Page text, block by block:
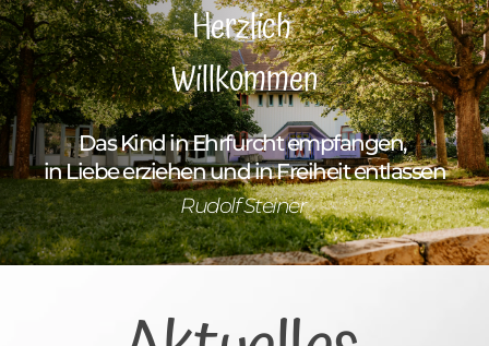
Herzlich
Willkommen
Das Kind in Ehrfurcht empfangen,
in Liebe erziehen und in Freiheit entlassen
Rudolf Steiner